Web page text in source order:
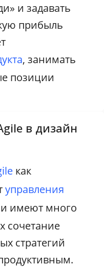
и задавать
прибыль
, занимать
позиции
в дизайн
как
управления
имеют много
сочетание
стратегий